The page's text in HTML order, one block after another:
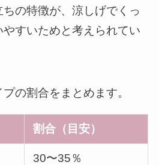
の特徴が、涼しげでくっ
すいためと考えられてい
の割合をまとめます。
割合（目安）
30〜35％